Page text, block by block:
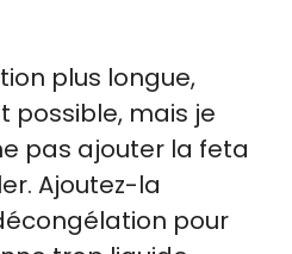
plus longue,
possible, mais je
pas ajouter la feta
Ajoutez-la
pour